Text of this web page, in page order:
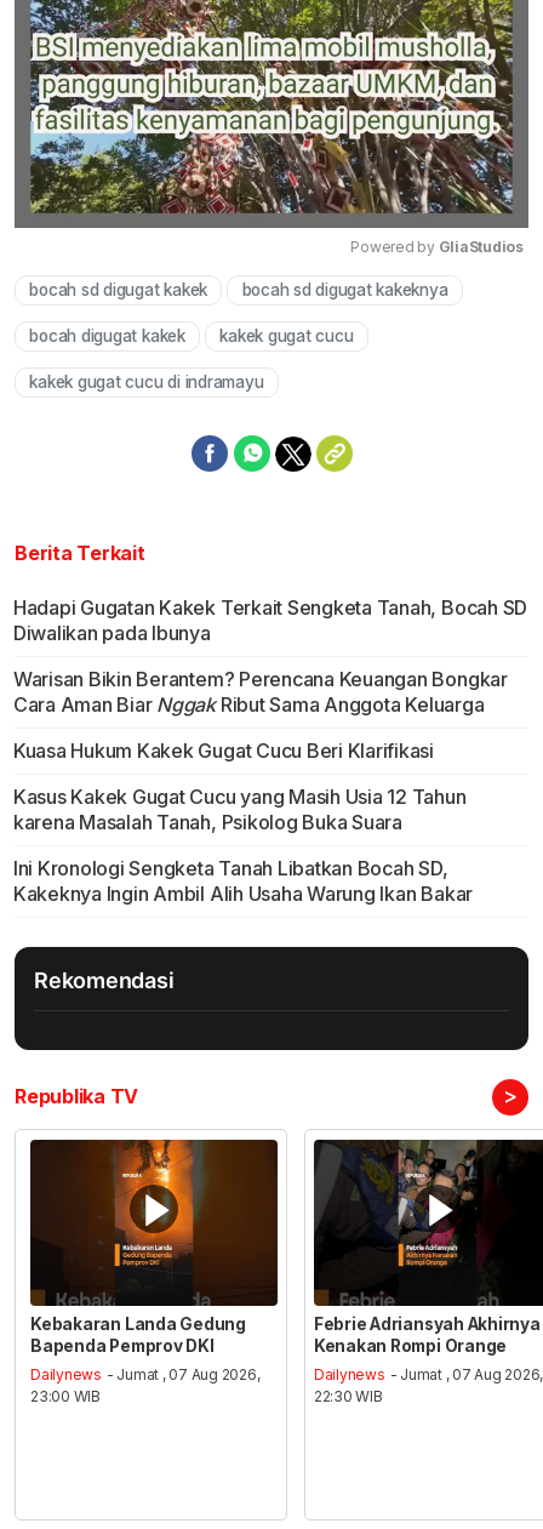
Mute
Powered by GliaStudios
bocah sd digugat kakek bocah sd digugat kakeknya
bocah digugat kakek kakek gugat cucu
kakek gugat cucu di indramayu
Berita Terkait
Hadapi Gugatan Kakek Terkait Sengketa Tanah, Bocah SD
Diwalikan pada Ibunya
Warisan Bikin Berantem? Perencana Keuangan Bongkar
Cara Aman Biar NggakRibut Sama Anggota Keluarga
Kuasa Hukum Kakek Gugat Cucu Beri Klarifikasi
Kasus Kakek Gugat Cucu yang Masih Usia 12 Tahun
karena Masalah Tanah, Psikolog Buka Suara
Ini Kronologi Sengketa Tanah Libatkan Bocah SD,
Kakeknya Ingin Ambil Alih Usaha Warung Ikan Bakar
Rekomendasi
Republika TV >
Kebakaran Landa Gedung
Bapenda Pemprov DKI
Dailynews - Jumat , 07 Aug 2026,
23:00 WIB
Febrie Adriansyah Akhirnya
Kenakan Rompi Orange
Dailynews - Jumat , 07 Aug 2026,
22:30 WIB